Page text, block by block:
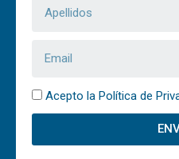
Acepto la Política de